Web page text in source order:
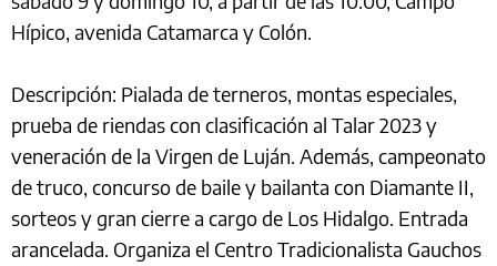
Hípico, avenida Catamarca y Colón.
Descripción: Pialada de terneros, montas especiales,
prueba de riendas con clasificación al Talar 2023 y
veneración de la Virgen de Luján. Además, campeonato
de truco, concurso de baile y bailanta con Diamante II,
sorteos y gran cierre a cargo de Los Hidalgo. Entrada
arancelada. Organiza el Centro Tradicionalista Gauchos